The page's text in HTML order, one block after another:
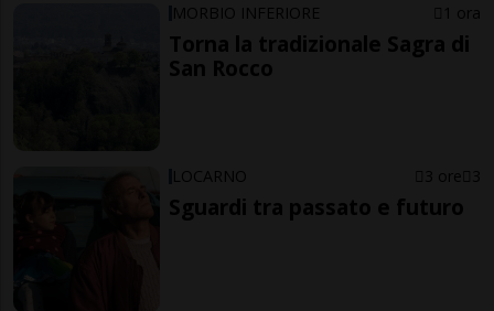
MORBIO INFERIORE 1 ora
Torna la tradizionale Sagra di
San Rocco
LOCARNO 3 ore 3
Sguardi tra passato e futuro